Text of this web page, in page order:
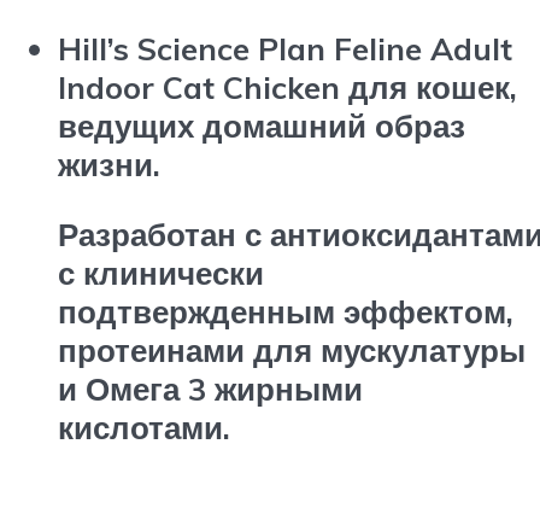
Hill’s Science Plan Feline Adult
Indoor Cat Chicken для кошек,
ведущих домашний образ
жизни.
Разработан с
с клинически
подтвержденным эффектом,
протеинами для мускулатуры
и Омега 3 жирными
кислотами.